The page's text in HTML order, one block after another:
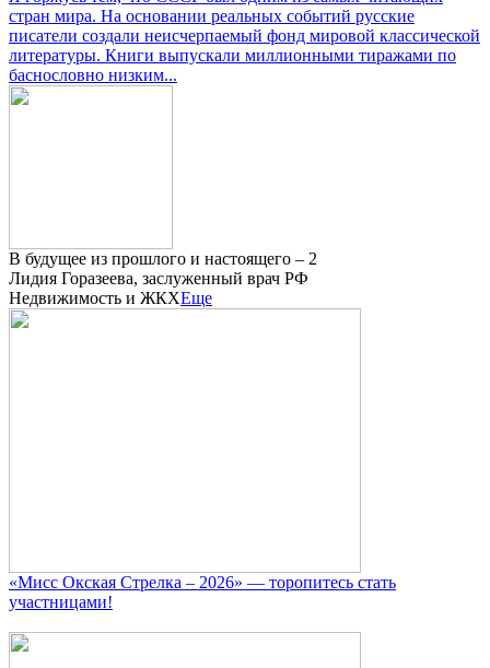
стран мира. На основании реальных событий русские
писатели создали неисчерпаемый фонд мировой классической
литературы. Книги выпускали миллионными тиражами по
баснословно низким...
В будущее из прошлого и настоящего – 2
Лидия Горазеева, заслуженный врач РФ
Недвижимость и ЖКХЕще
«Мисс Окская Стрелка – 2026» — торопитесь стать
участницами!